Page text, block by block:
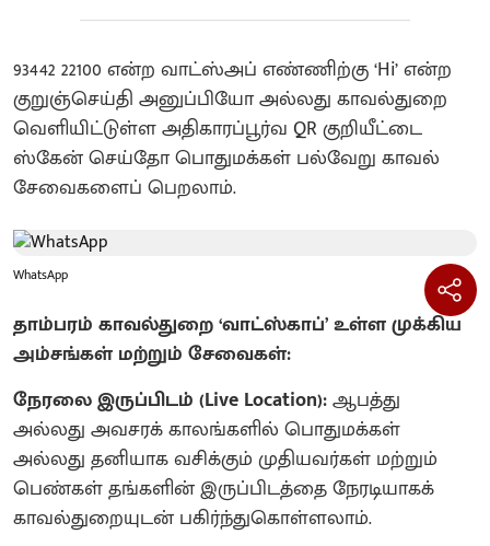
93442 22100 என்ற வாட்ஸ்அப் எண்ணிற்கு ‘Hi’ என்ற
குறுஞ்செய்தி அனுப்பியோ அல்லது காவல்துறை
வெளியிட்டுள்ள அதிகாரப்பூர்வ QR குறியீட்டை
ஸ்கேன் செய்தோ பொதுமக்கள் பல்வேறு காவல்
சேவைகளைப் பெறலாம்.
WhatsApp
தாம்பரம் காவல்துறை ‘வாட்ஸ்காப்’ உள்ள முக்கிய
அம்சங்கள் மற்றும் சேவைகள்:
நேரலை இருப்பிடம் (Live Location):ஆபத்து
அல்லது அவசரக் காலங்களில் பொதுமக்கள்
அல்லது தனியாக வசிக்கும் முதியவர்கள் மற்றும்
பெண்கள் தங்களின் இருப்பிடத்தை நேரடியாகக்
காவல்துறையுடன் பகிர்ந்துகொள்ளலாம்.